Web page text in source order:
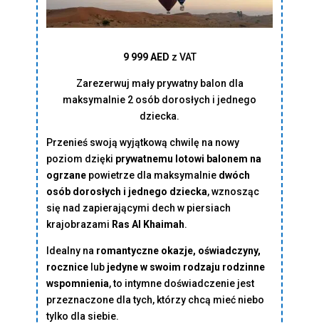
9 999 AED z VAT
Zarezerwuj mały prywatny balon dla
maksymalnie 2 osób dorosłych i jednego
dziecka.
Przenieś swoją wyjątkową chwilę na nowy
poziom dzięki prywatnemu lotowi balonem na
ogrzane powietrze dla maksymalnie dwóch
osób dorosłych i jednego dziecka, wznosząc
się nad zapierającymi dech w piersiach
krajobrazami Ras Al Khaimah.
Idealny na romantyczne okazje, oświadczyny,
rocznice lub jedyne w swoim rodzaju rodzinne
wspomnienia, to intymne doświadczenie jest
przeznaczone dla tych, którzy chcą mieć niebo
tylko dla siebie.